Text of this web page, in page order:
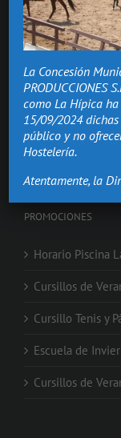
Hacemos de los
Bodas Valencia
Salón Comuniones
Celebraciones
Eventos de
Nochevieja en
PROMOCIONES
Horario Piscina
Cursillos de
Cursillo Tenis y
Escuela de
Cursillos de
La Concesión
PRODUCCIONES
como La Hípica
15/09/2024
público y no
Hostelería.
Atentamente, la